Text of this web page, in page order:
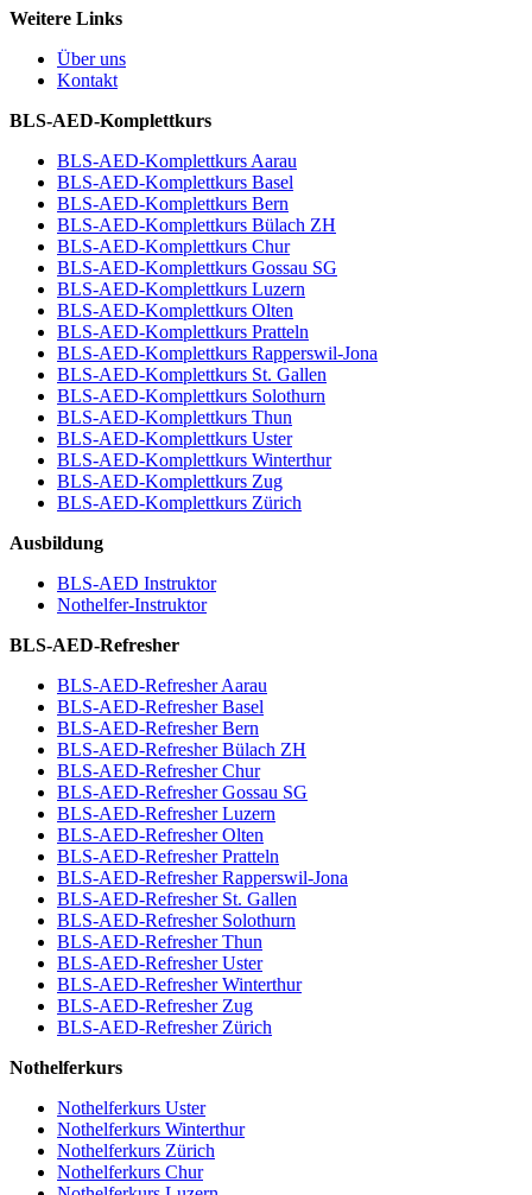
Weitere Links
Über uns
Kontakt
BLS-AED-Komplettkurs
BLS-AED-Komplettkurs Aarau
BLS-AED-Komplettkurs Basel
BLS-AED-Komplettkurs Bern
BLS-AED-Komplettkurs Bülach ZH
BLS-AED-Komplettkurs Chur
BLS-AED-Komplettkurs Gossau SG
BLS-AED-Komplettkurs Luzern
BLS-AED-Komplettkurs Olten
BLS-AED-Komplettkurs Pratteln
BLS-AED-Komplettkurs Rapperswil-Jona
BLS-AED-Komplettkurs St. Gallen
BLS-AED-Komplettkurs Solothurn
BLS-AED-Komplettkurs Thun
BLS-AED-Komplettkurs Uster
BLS-AED-Komplettkurs Winterthur
BLS-AED-Komplettkurs Zug
BLS-AED-Komplettkurs Zürich
Ausbildung
BLS-AED Instruktor
Nothelfer-Instruktor
BLS-AED-Refresher
BLS-AED-Refresher Aarau
BLS-AED-Refresher Basel
BLS-AED-Refresher Bern
BLS-AED-Refresher Bülach ZH
BLS-AED-Refresher Chur
BLS-AED-Refresher Gossau SG
BLS-AED-Refresher Luzern
BLS-AED-Refresher Olten
BLS-AED-Refresher Pratteln
BLS-AED-Refresher Rapperswil-Jona
BLS-AED-Refresher St. Gallen
BLS-AED-Refresher Solothurn
BLS-AED-Refresher Thun
BLS-AED-Refresher Uster
BLS-AED-Refresher Winterthur
BLS-AED-Refresher Zug
BLS-AED-Refresher Zürich
Nothelferkurs
Nothelferkurs Uster
Nothelferkurs Winterthur
Nothelferkurs Zürich
Nothelferkurs Chur